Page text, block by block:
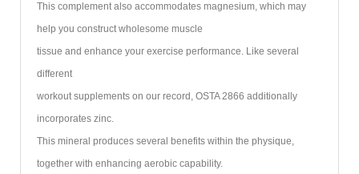
This complement also accommodates magnesium, which may
help you construct wholesome muscle
tissue and enhance your exercise performance. Like several
different
workout supplements on our record, OSTA 2866 additionally
incorporates zinc.
This mineral produces several benefits within the physique,
together with enhancing aerobic capability.